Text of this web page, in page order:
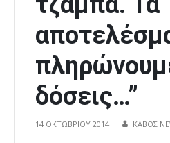
δόσεις…”
14 ΟΚΤΩΒΡΊΟΥ 2014 ΚΑΒΟΣ